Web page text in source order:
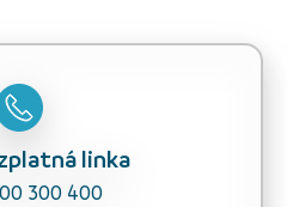
linka
300 400